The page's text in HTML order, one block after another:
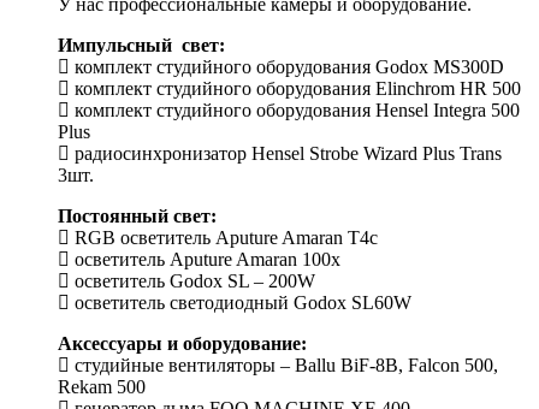
У нас профессиональные камеры и оборудование.
Импульсный свет:
комплект студийного оборудования Godox MS300D
комплект студийного оборудования Elinchrom HR 500
комплект студийного оборудования Hensel Integra 500
Plus
радиосинхронизатор Hensel Strobe Wizard Plus Trans
3шт.
Постоянный свет:
RGB осветитель Aputure Amaran T4c
осветитель Aputure Amaran 100x
осветитель Godox SL – 200W
осветитель светодиодный Godox SL60W
Аксессуары и оборудование:
студийные вентиляторы – Ballu BiF-8B, Falcon 500,
Rekam 500